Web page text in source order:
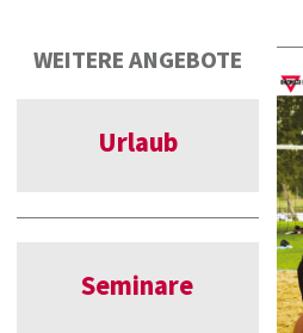
WEITERE ANGEBOTE
Urlaub
Seminare